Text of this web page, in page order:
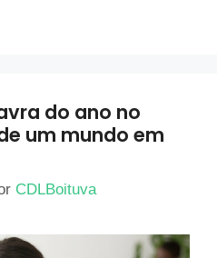
do ano no
um mundo em
CDLBoituva